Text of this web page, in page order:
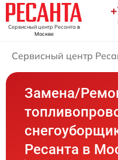
Сервисный центр Ресанта в
Москве
Сервисный центр
Замена/
Ресанта в